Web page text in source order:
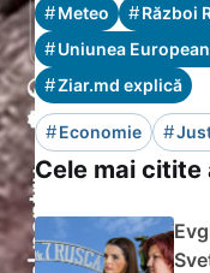
#Meteo #Război
#Uniunea
#Ziar.md explică
#Economie #
Cele mai